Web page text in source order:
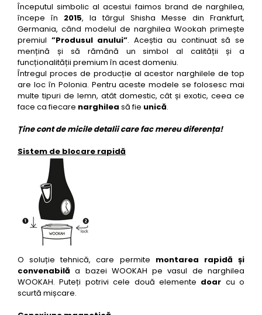
Începutul simbolic al acestui faimos brand de narghilea,
începe în 2015, la târgul Shisha Messe din Frankfurt,
Germania, când modelul de narghilea Wookah primește
premiul ”Produsul anului”. Aceștia au continuat să se
mențină și să rămână un simbol al calității și a
funcționalității premium în acest domeniu.
Întregul proces de producție al acestor narghilele de top
are loc în Polonia. Pentru aceste modele se folosesc mai
multe tipuri de lemn, atât domestic, cât și exotic, ceea ce
face ca fiecare narghilea să fie unică.
Ține cont de micile detalii care fac mereu diferența!
Sistem de blocare rapidă
O soluție tehnică, care permite montarea rapidă și
convenabilă a bazei WOOKAH pe vasul de narghilea
WOOKAH. Puteți potrivi cele două elemente doar cu o
scurtă mișcare.